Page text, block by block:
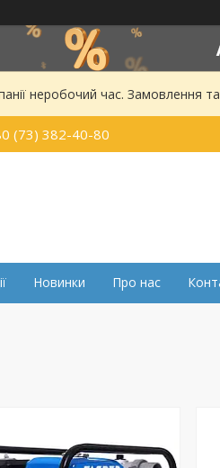
неробочий час. Замовлення
(73) 382-40-80
Новинки Про нас